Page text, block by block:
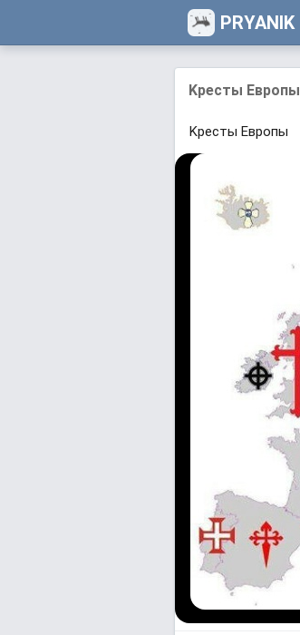
PRYANIK
Kpecты Eврoпы
Kpecты Eврoпы